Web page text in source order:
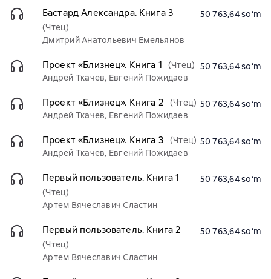
Бастард Александра. Книга 3
(Чтец)
Дмитрий Анатольевич Емельянов
50 763,64 soʻm
Проект «Близнец». Книга 1
(Чтец)
Андрей Ткачев, Евгений Пожидаев
50 763,64 soʻm
Проект «Близнец». Книга 2
(Чтец)
Андрей Ткачев, Евгений Пожидаев
50 763,64 soʻm
Проект «Близнец». Книга 3
(Чтец)
Андрей Ткачев, Евгений Пожидаев
50 763,64 soʻm
Первый пользователь. Книга 1
(Чтец)
Артем Вячеславич Сластин
50 763,64 soʻm
Первый пользователь. Книга 2
(Чтец)
Артем Вячеславич Сластин
50 763,64 soʻm